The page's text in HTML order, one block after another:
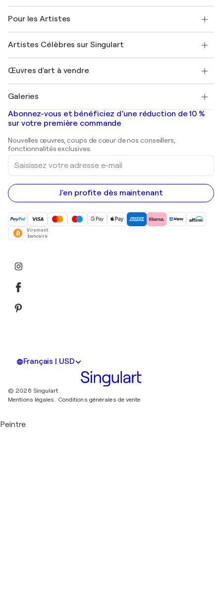
Offrir une carte cadeau
Rejoignez notre programme commercial
Mon compte
+33 1 76 44 06 42
FAQ
Magazine Singulart
Emplois
Découvrez une sélection d'art original
Pour les Artistes
Se connecter en tant qu'Artiste
Artistes Célèbres sur Singulart
Marc Chagall
Banksy
Mr. Brainwash
Shepard Fairey
Œuvres d'art à vendre
Tableaux abstraits à vendre
Peintures de paysage
Estampes
Peintures acryliques
Galeries
Galeries d'art en France
Galeries d'art en Belgique
Abonnez-vous et bénéficiez d’une réduction de 10 %
sur votre première commande
Nouvelles œuvres, coups de cœur de nos conseillers,
fonctionnalités exclusives.
Saisissez
votre
adresse
e-
mail
J'en profite dès maintenant
Virement
bancaire
Français | USD
© 2026 Singulart
Mentions légales. Conditions générales de vente
Peintre